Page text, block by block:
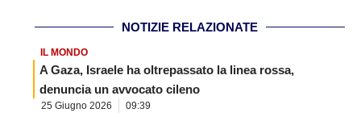
NOTIZIE RELAZIONATE
IL MONDO
A Gaza, Israele ha oltrepassato la linea rossa,
denuncia un avvocato cileno
25 Giugno 2026 09:39